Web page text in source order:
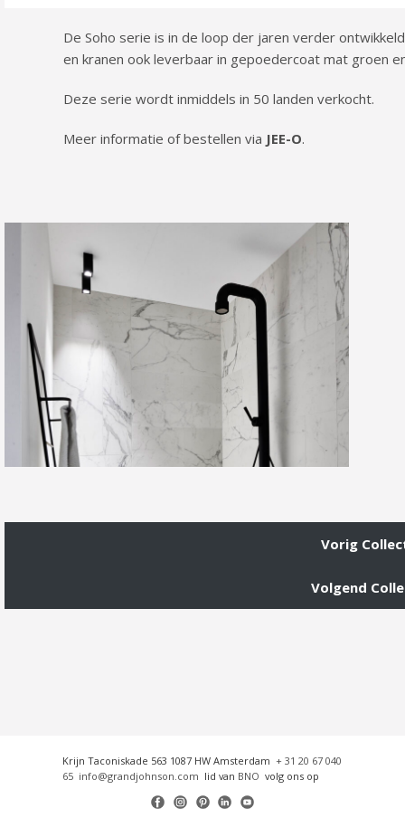
De Soho serie is in de loop der jaren verder
en kranen ook leverbaar in gepoedercoat mat groen
Deze serie wordt inmiddels in 50 landen verkocht.
Meer informatie of bestellen via JEE-O.
Vorig
Volgend
Krijn Taconiskade 563 1087 HW Amsterdam + 31 20 67 040
65 info@grandjohnson.com lid van BNO volg ons op